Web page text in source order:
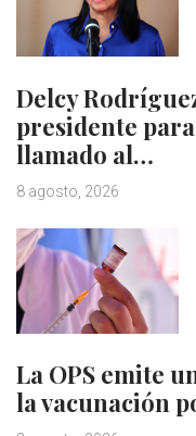
Delcy
presidente
llamado al…
8 agosto, 2026
La OPS emite
la vacunación